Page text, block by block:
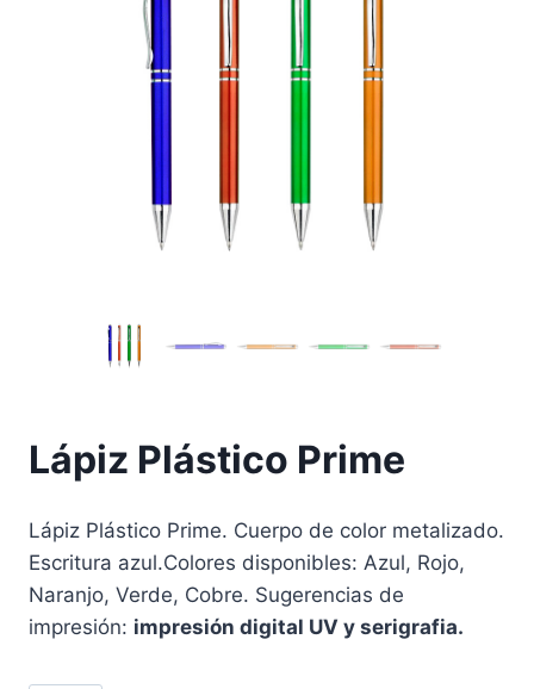
Lápiz Plástico Prime
Lápiz Plástico Prime. Cuerpo de color metalizado.
Escritura azul.Colores disponibles: Azul, Rojo,
Naranjo, Verde, Cobre. Sugerencias de
impresión: impresión digital UV y serigrafia.